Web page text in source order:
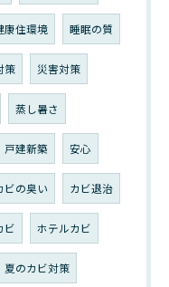
康住環境 睡眠の質
策 災害対策
蒸し暑さ
戸建新築 安心
ビの臭い カビ退治
ビ ホテルカビ
夏のカビ対策